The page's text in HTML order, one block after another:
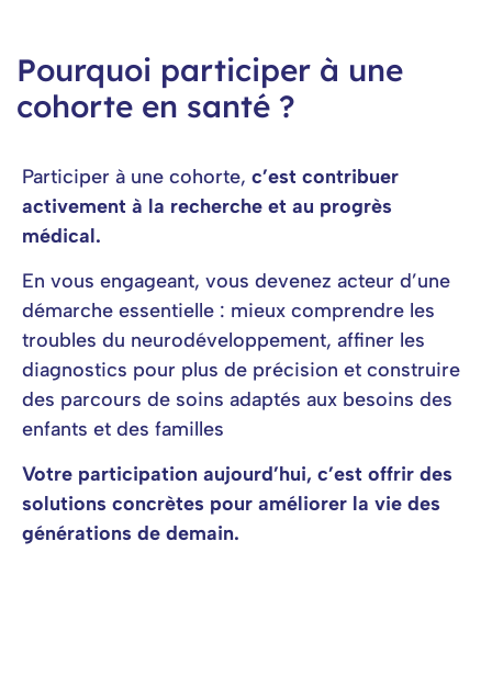
Pourquoi participer à une
cohorte en santé ?
Participer à une cohorte, c’est contribuer
activement à la recherche et au progrès
médical.
En vous engageant, vous devenez acteur d’une
démarche essentielle : mieux comprendre les
troubles du neurodéveloppement, affiner les
diagnostics pour plus de précision et construire
des parcours de soins adaptés aux besoins des
enfants et des familles
Votre participation aujourd’hui, c’est offrir des
solutions concrètes pour améliorer la vie des
générations de demain.